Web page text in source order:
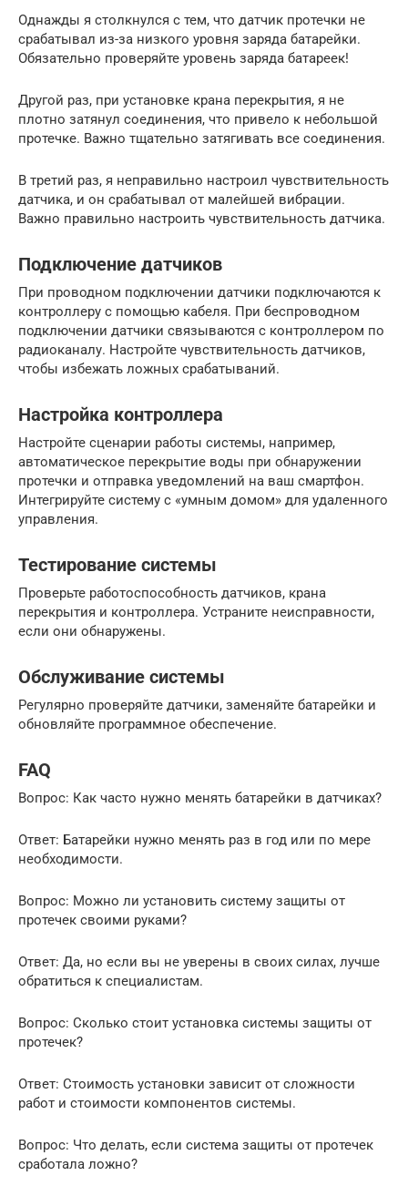
Однажды я столкнулся с тем, что датчик протечки не
срабатывал из-за низкого уровня заряда батарейки.
Обязательно проверяйте уровень заряда батареек!
Другой раз, при установке крана перекрытия, я не
плотно затянул соединения, что привело к небольшой
протечке. Важно тщательно затягивать все соединения.
В третий раз, я неправильно настроил чувствительность
датчика, и он срабатывал от малейшей вибрации.
Важно правильно настроить чувствительность датчика.
Подключение датчиков
При проводном подключении датчики подключаются к
контроллеру с помощью кабеля. При беспроводном
подключении датчики связываются с контроллером по
радиоканалу. Настройте чувствительность датчиков,
чтобы избежать ложных срабатываний.
Настройка контроллера
Настройте сценарии работы системы, например,
автоматическое перекрытие воды при обнаружении
протечки и отправка уведомлений на ваш смартфон.
Интегрируйте систему с «умным домом» для удаленного
управления.
Тестирование системы
Проверьте работоспособность датчиков, крана
перекрытия и контроллера. Устраните неисправности,
если они обнаружены.
Обслуживание системы
Регулярно проверяйте датчики, заменяйте батарейки и
обновляйте программное обеспечение.
FAQ
Вопрос: Как часто нужно менять батарейки в датчиках?
Ответ: Батарейки нужно менять раз в год или по мере
необходимости.
Вопрос: Можно ли установить систему защиты от
протечек своими руками?
Ответ: Да, но если вы не уверены в своих силах, лучше
обратиться к специалистам.
Вопрос: Сколько стоит установка системы защиты от
протечек?
Ответ: Стоимость установки зависит от сложности
работ и стоимости компонентов системы.
Вопрос: Что делать, если система защиты от протечек
сработала ложно?